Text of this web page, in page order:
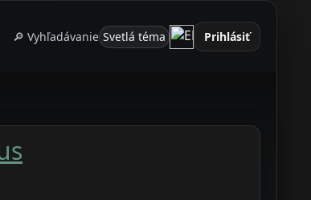
🔎 Vyhľadávanie Svetlá téma Prihlásiť